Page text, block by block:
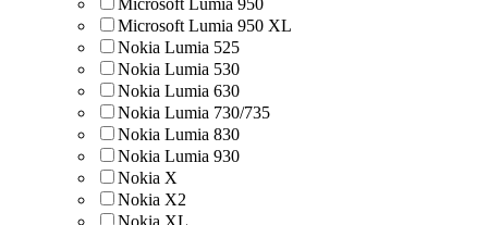
Microsoft Lumia 950 XL
Nokia Lumia 525
Nokia Lumia 530
Nokia Lumia 630
Nokia Lumia 730/735
Nokia Lumia 830
Nokia Lumia 930
Nokia X
Nokia X2
Nokia XL